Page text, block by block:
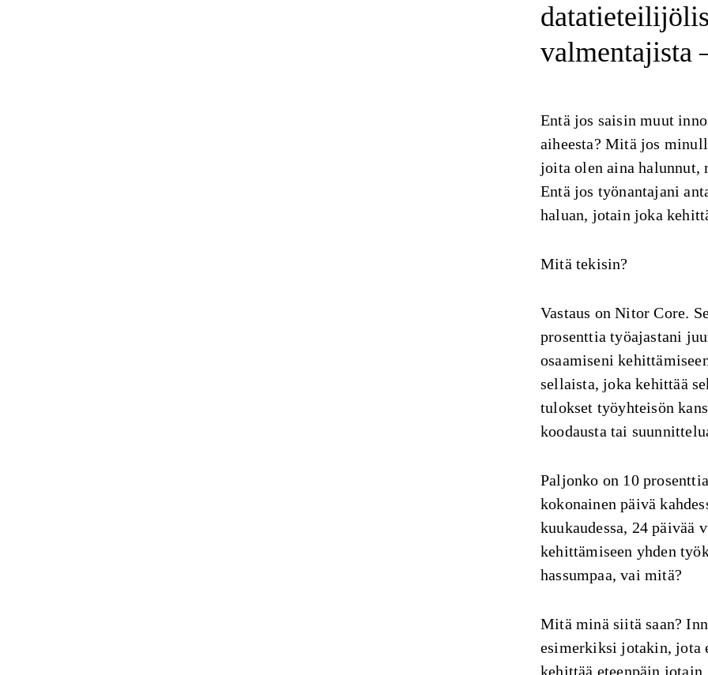
valmentajista
Entä jos saisin muut
aiheesta? Mitä jos
joita olen aina
Entä jos työnantajani
haluan, jotain joka
Mitä tekisin?
Vastaus on Nitor Core.
prosenttia työajastani
osaamiseni
sellaista, joka kehittää
tulokset työyhteisön
koodausta tai
Paljonko on 10
kokonainen päivä
kuukaudessa, 24 päivää
kehittämiseen yhden
hassumpaa, vai mitä?
Mitä minä siitä saan?
esimerkiksi jotakin, jota
kehittää eteenpäin